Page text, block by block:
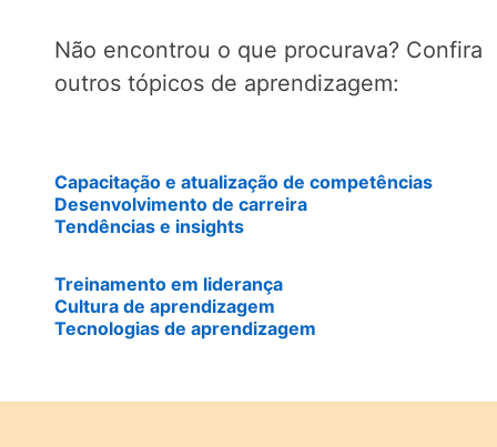
Não encontrou o que procurava? Confira
outros tópicos de aprendizagem:
Capacitação e atualização de competências
Desenvolvimento de carreira
Tendências e insights
Treinamento em liderança
Cultura de aprendizagem
Tecnologias de aprendizagem